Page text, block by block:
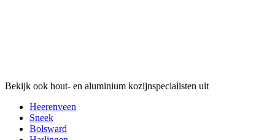
Bekijk ook hout- en aluminium kozijnspecialisten uit
Heerenveen
Sneek
Bolsward